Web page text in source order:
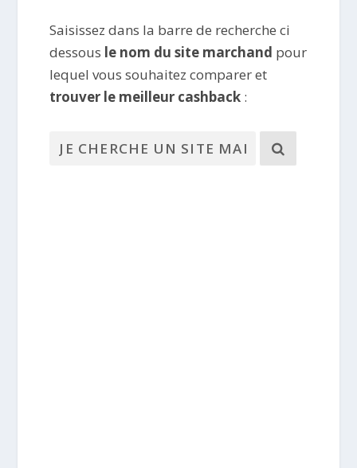
Saisissez dans la barre de recherche ci
dessous le nom du site marchand pour
lequel vous souhaitez comparer et
trouver le meilleur cashback :